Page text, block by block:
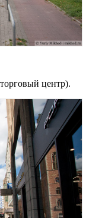
центр).